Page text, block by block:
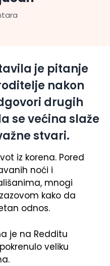
je pitanje
nakon
drugih
se većina slaže
stvari.
iz korena. Pored
noći i
mnogi
kako da
odnos.
je na Redditu
veliku